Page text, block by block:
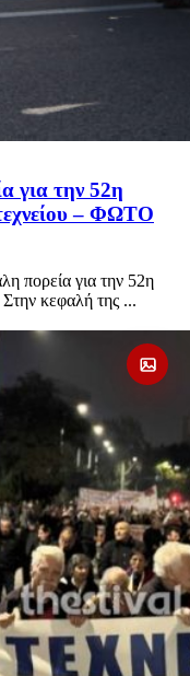
για την 52η
– ΦΩΤΟ
πορεία για την 52η
Στην κεφαλή της ...